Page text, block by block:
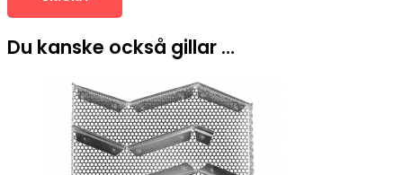
Du kanske också gillar …